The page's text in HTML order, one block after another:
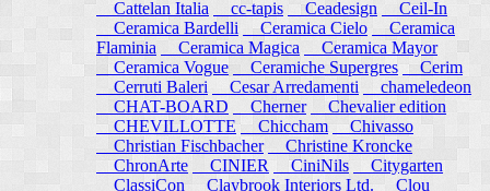
Cattelan Italia
cc-tapis Ceadesign
Ceil-In
Ceramica Bardelli
Ceramica Cielo
Ceramica
Flaminia
Ceramica Magica
Ceramica Mayor
Ceramica Vogue
Ceramiche Supergres Cerim
Cerruti Baleri
Cesar Arredamenti
chameledeon
CHAT-BOARD
Cherner
Chevalier edition
CHEVILLOTTE
Chiccham
Chivasso
Christian Fischbacher
Christine Kroncke
ChronArte
CINIER CiniNils
Citygarten
ClassiCon
Claybrook Interiors Ltd.
Clou